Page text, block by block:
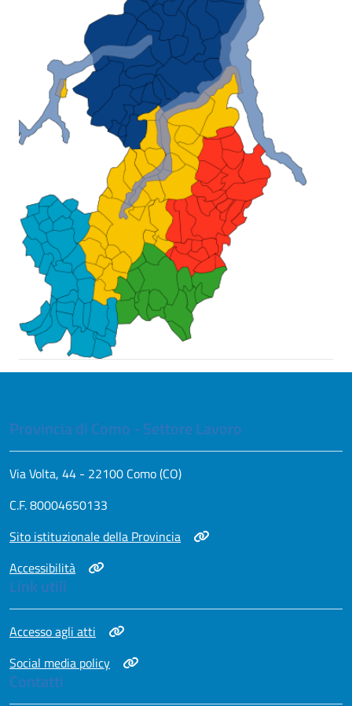
Provincia di Como - Settore Lavoro
Via Volta, 44 - 22100 Como (CO)
C.F. 80004650133
Apri in nuova scheda
Sito istituzionale della Provincia
Apri in nuova scheda
Accessibilità
Link utili
Apri in nuova scheda
Accesso agli atti
Apri in nuova scheda
Social media policy
Contatti